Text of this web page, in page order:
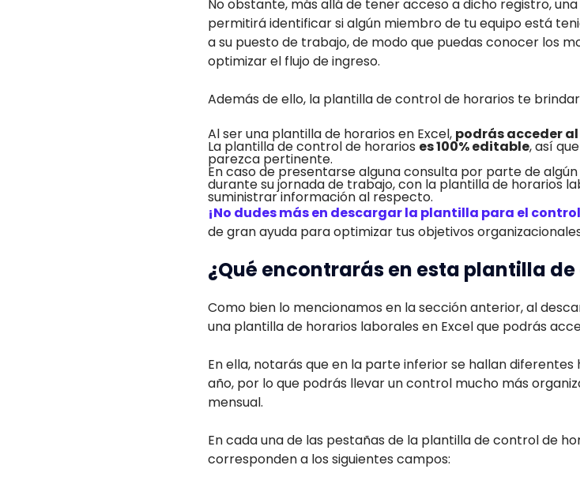
No obstante, más allá de tener acceso a dicho registro,
permitirá identificar si algún miembro de tu equipo está
a su puesto de trabajo, de modo que puedas conocer los
optimizar el flujo de ingreso.
Además de ello, la plantilla de control de horarios te
Al ser una plantilla de horarios en Excel, podrás acceder
La plantilla de control de horarios es 100% editable, así
parezca pertinente.
En caso de presentarse alguna consulta por parte de
durante su jornada de trabajo, con la plantilla de horarios
suministrar información al respecto.
¡No dudes más en descargar la plantilla para el
de gran ayuda para optimizar tus objetivos
¿Qué encontrarás en esta plantilla
Como bien lo mencionamos en la sección anterior, al
una plantilla de horarios laborales en Excel que podrás
En ella, notarás que en la parte inferior se hallan
año, por lo que podrás llevar un control mucho más
mensual.
En cada una de las pestañas de la plantilla de control de
corresponden a los siguientes campos: